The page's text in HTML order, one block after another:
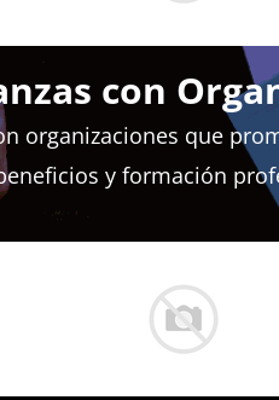
con
organizaciones que
y formación